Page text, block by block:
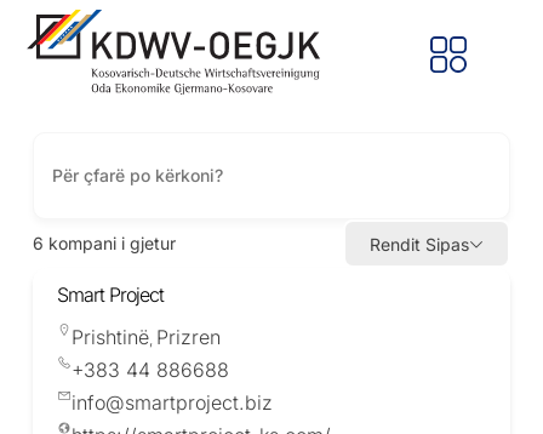
6 kompani i gjetur Rendit Sipas
Smart Project
Prishtinë, Prizren
+383 44 886688
info@smartproject.biz